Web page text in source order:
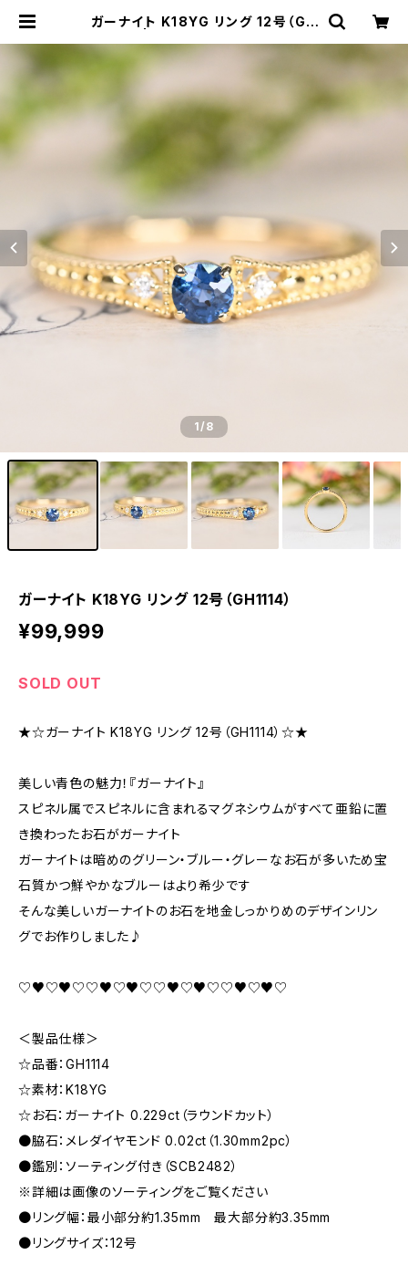
ガーナイト K18YG リング 12号（GH
1/8
ガーナイト K18YG リング 12号（GH1114）
¥99,999
SOLD OUT
★☆ガーナイト K18YG リング 12号（GH1114）☆★
美しい青色の魅力！『ガーナイト』
スピネル属でスピネルに含まれるマグネシウムがすべて亜鉛に置
き換わったお石がガーナイト
ガーナイトは暗めのグリーン・ブルー・グレーなお石が多いため宝
石質かつ鮮やかなブルーはより希少です
そんな美しいガーナイトのお石を地金しっかりめのデザインリン
グでお作りしました♪
♡♥♡♥♡♡♥♡♥♡♡♥♡♥♡♡♥♡♥♡
＜製品仕様＞
☆品番：GH1114
☆素材：K18YG
☆お石：ガーナイト 0.229ct（ラウンドカット）
●脇石：メレダイヤモンド 0.02ct（1.30mm2pc）
●鑑別：ソーティング付き（SCB2482）
※詳細は画像のソーティングをご覧ください
●リング幅：最小部分約1.35mm 最大部分約3.35mm
●リングサイズ：12号